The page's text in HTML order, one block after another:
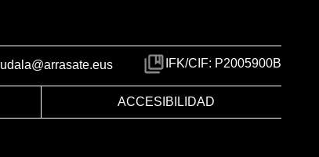
udala@arrasate.eus IFK/CIF: P2005900B
ACCESIBILIDAD